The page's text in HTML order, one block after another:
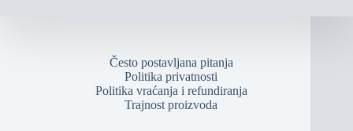
Često postavljana pitanja
Politika privatnosti
Politika vraćanja i refundiranja
Trajnost proizvoda